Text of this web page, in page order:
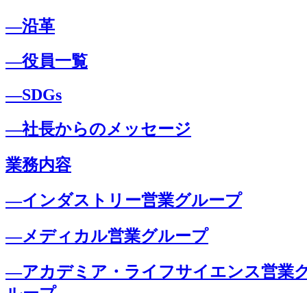
―沿革
―役員一覧
―SDGs
―社長からのメッセージ
業務内容
―インダストリー営業グループ
―メディカル営業グループ
―アカデミア・ライフサイエンス営業